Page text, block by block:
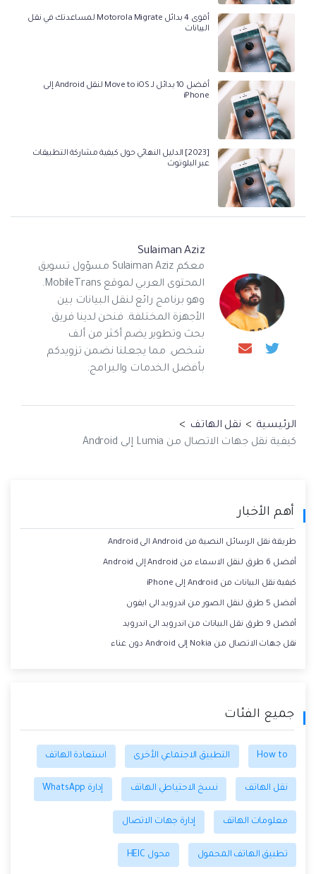
أقوى 4 بدائل Motorola Migrate لمساعدتك في نقل
البيانات
أفضل 10 بدائل لـ Move to iOS لنقل Android إلى
iPhone
[2023] الدليل النهائي حول كيفية مشاركة التطبيقات
عبر البلوتوث
Sulaiman Aziz
معكم Sulaiman Aziz مسؤول تسويق
المحتوى العربي لموقع MobileTrans.
وهو برنامج رائع لنقل البيانات بين
الأجهزة المختلفة. فنحن لدينا فريق
بحث وتطوير يضم أكثر من ألف
شخص. مما يجعلنا نضمن تزويدكم
بأفضل الخدمات والبرامج.
الرئيسية > نقل الهاتف >
كيفية نقل جهات الاتصال من Lumia إلى Android
أهم الأخبار
طريقة نقل الرسائل النصية من Android الى Android
أفضل 6 طرق لنقل الاسماء من Android إلى Android
كيفية نقل البيانات من Android إلى iPhone
أفضل 5 طرق لنقل الصور من اندرويد الى ايفون
أفضل 9 طرق نقل البيانات من اندرويد الى اندرويد
نقل جهات الاتصال من Nokia إلى Android دون عناء
جميع الفئات
How to التطبيق الاجتماعي الأخرى استعادة الهاتف
نقل الهاتف نسخ الاحتياطي الهاتف إدارة WhatsApp
معلومات الهاتف إدارة جهات الاتصال
تطبيق الهاتف المحمول محول HEIC